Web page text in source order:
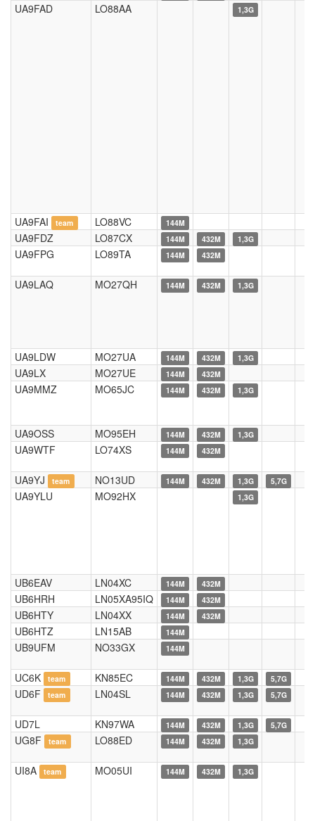
UA9FAD LO88AA 1,3G
UA9FAI team LO88VC 144M
UA9FDZ LO87CX 144M 432M 1,3G
UA9FPG LO89TA 144M 432M
UA9LAQ MO27QH 144M 432M 1,3G
UA9LDW MO27UA 144M 432M 1,3G
UA9LX MO27UE 144M 432M
UA9MMZ MO65JC 144M 432M 1,3G
UA9OSS MO95EH 144M 432M 1,3G
UA9WTF LO74XS 144M 432M
UA9YJ team NO13UD 144M 432M 1,3G 5,7G
UA9YLU MO92HX 1,3G
UB6EAV LN04XC 144M 432M
UB6HRH LN05XA95IQ 144M 432M
UB6HTY LN04XX 144M 432M
UB6HTZ LN15AB 144M
UB9UFM NO33GX 144M
UC6K team KN85EC 144M 432M 1,3G 5,7G
UD6F team LN04SL 144M 432M 1,3G 5,7G
UD7L KN97WA 144M 432M 1,3G 5,7G
UG8F team LO88ED 144M 432M 1,3G
UI8A team MO05UI 144M 432M 1,3G